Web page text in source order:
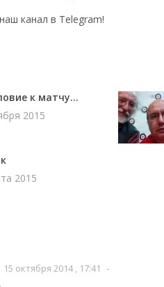
канал в Telegram!
к матчу...
2015
2015
15 октября 2014 , 17:41
-